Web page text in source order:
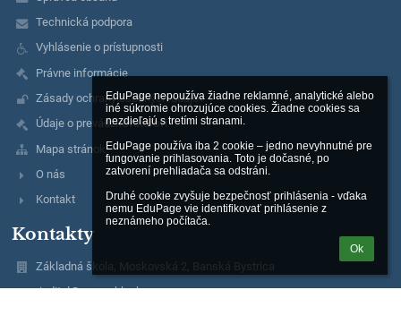
EduPage nepoužíva žiadne reklamné, analytické alebo
iné súkromie ohrozujúce cookies. Žiadne cookies sa
nezdieľajú s tretími stranami.
EduPage používa iba 2 cookie – jedno nevyhnutné pre
fungovanie prihlasovania. Toto je dočasné, po
zatvorení prehliadača sa odstráni.
Druhé cookie zvyšuje bezpečnosť prihlásenia - vďaka
nemu EduPage vie identifikovať prihlásenie z
neznámeho počítača.
Ok
Technická podpora
Vyhlásenie o prístupnosti
Právne informácie
Zásady ochrany osobných údajov
Údaje o prevádzkovateľovi
Mapa stránok
O nás
Kontakt
Kontakty
Základná škola, Moskovská 2, Banská Bystrica
riaditel@zsmosbb.sk